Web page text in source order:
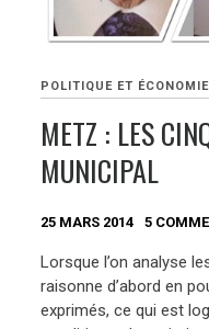
POLITIQUE ET ÉCONOMIE
METZ : LES
MUNICIPAL
25 MARS 2014 5
Lorsque l’on analyse
raisonne d’abord en
exprimés, ce qui est